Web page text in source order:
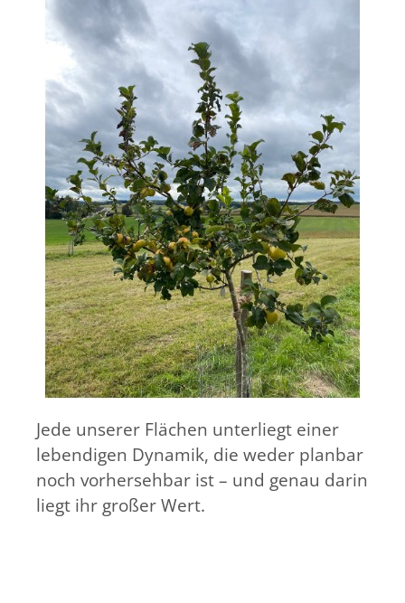
Jede unserer Flächen unterliegt einer
lebendigen Dynamik, die weder planbar
noch vorhersehbar ist – und genau darin
liegt ihr großer Wert.